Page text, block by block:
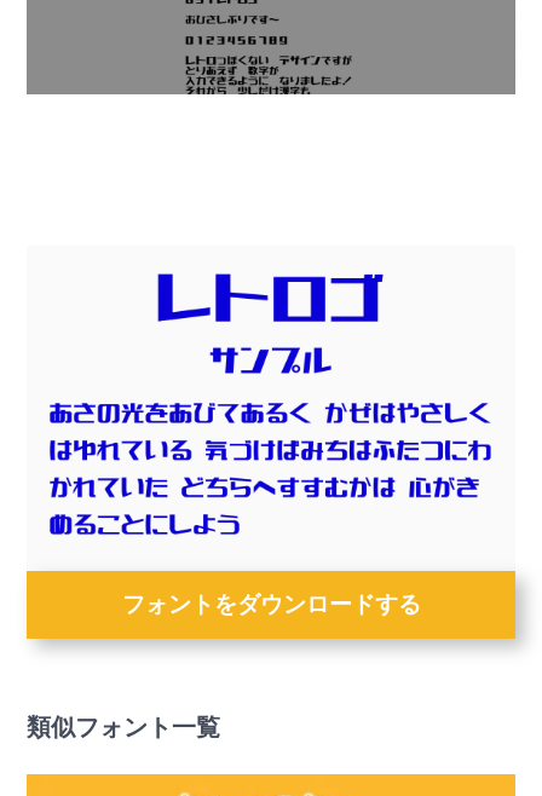
フォントをダウンロードする
類似フォント一覧